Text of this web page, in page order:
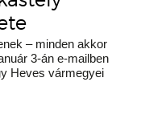
– minden akkor
3-án e-mailben
Heves vármegyei